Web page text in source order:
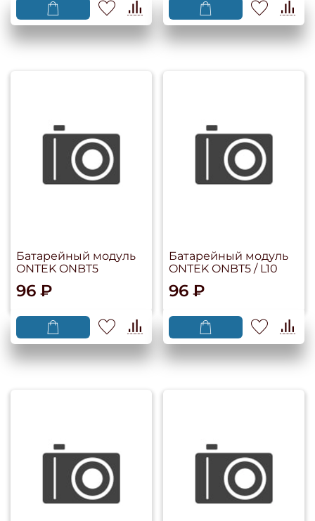
Батарейный модуль
ONTEK ONBT5
96 ₽
Батарейный модуль
ONTEK ONBT5 / L10
96 ₽